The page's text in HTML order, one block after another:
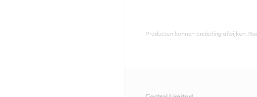
Producten kunnen onderling afwijken.